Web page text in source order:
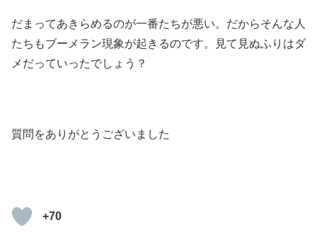
だまってあきらめるのが一番たちが悪い。だからそんな人
たちもブーメラン現象が起きるのです。見て見ぬふりはダ
メだっていったでしょう？
質問をありがとうございました
+70